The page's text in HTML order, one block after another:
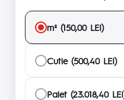
m² (150,00 LEI)
Cutie (500,40 LEI)
Palet (23.018,40